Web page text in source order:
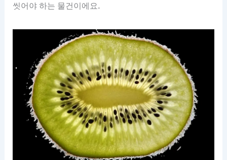
씻어야 하는 물건이에요.